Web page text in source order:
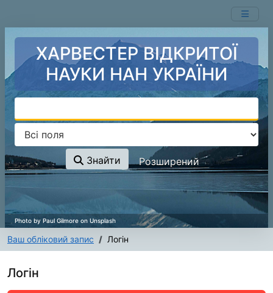
ХАРВЕСТЕР ВІДКРИТОЇ
НАУКИ НАН УКРАЇНИ
Знайти Розширений
Ваш обліковий запис Логін
Логін